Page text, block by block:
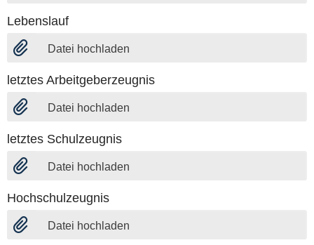
Lebenslauf
Datei hochladen
letztes Arbeitgeberzeugnis
Datei hochladen
letztes Schulzeugnis
Datei hochladen
Hochschulzeugnis
Datei hochladen